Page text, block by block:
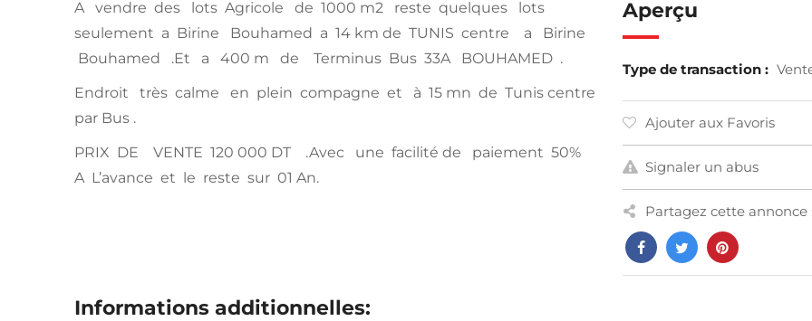
A vendre des lots Agricole de 1000 m2 reste quelques lots
seulement a Birine Bouhamed a 14 km de TUNIS centre a Birine
Bouhamed .Et a 400 m de Terminus Bus 33A BOUHAMED .
Endroit très calme en plein compagne et à 15 mn de Tunis centre
par Bus .
PRIX DE VENTE 120 000 DT .Avec une facilité de paiement 50%
A L’avance et le reste sur 01 An.
Aperçu
Type de transaction :
Ajouter aux Favoris
Signaler un abus
Partagez cette annonce
Informations additionnelles: